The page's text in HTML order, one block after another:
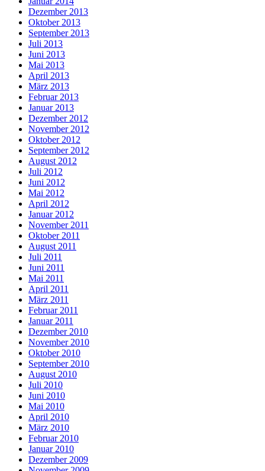
Dezember 2013
Oktober 2013
September 2013
Juli 2013
Juni 2013
Mai 2013
April 2013
März 2013
Februar 2013
Januar 2013
Dezember 2012
November 2012
Oktober 2012
September 2012
August 2012
Juli 2012
Juni 2012
Mai 2012
April 2012
Januar 2012
November 2011
Oktober 2011
August 2011
Juli 2011
Juni 2011
Mai 2011
April 2011
März 2011
Februar 2011
Januar 2011
Dezember 2010
November 2010
Oktober 2010
September 2010
August 2010
Juli 2010
Juni 2010
Mai 2010
April 2010
März 2010
Februar 2010
Januar 2010
Dezember 2009